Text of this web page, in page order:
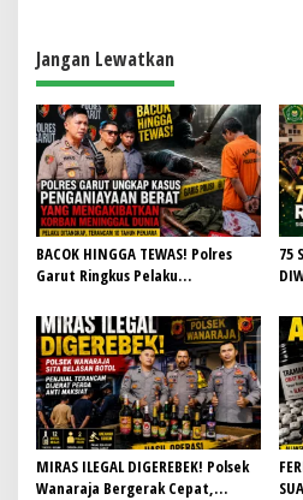
a
s
i
p
o
s
Jangan Lewatkan
BACOK HINGGA TEWAS! Polres
Garut Ringkus Pelaku
Banyuresmi, Terancam 10 Tahun
Penjara
75
MIRAS ILEGAL DIGEREBEK! Polsek
Wanaraja Bergerak Cepat,